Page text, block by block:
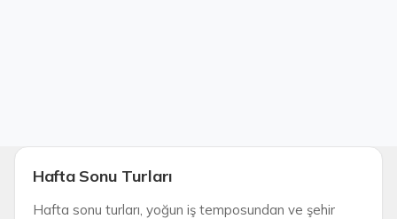
Hafta Sonu Turları
Hafta sonu turları, yoğun iş temposundan ve şehir